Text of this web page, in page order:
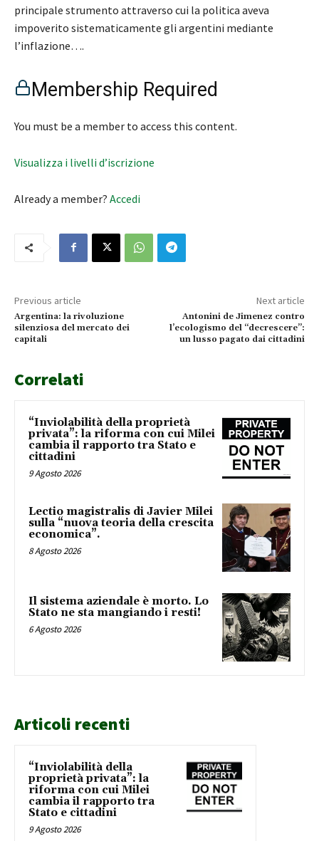
principale strumento attraverso cui la politica aveva
impoverito sistematicamente gli argentini mediante
l’inflazione….
Membership Required
You must be a member to access this content.
Visualizza i livelli d’iscrizione
Already a member? Accedi
Previous article
Argentina: la rivoluzione
silenziosa del mercato dei
capitali
Next article
Antonini de Jimenez contro
l’ecologismo del “decrescere”:
un lusso pagato dai cittadini
Correlati
“Inviolabilità della proprietà
privata”: la riforma con cui Milei
cambia il rapporto tra Stato e
cittadini
9 Agosto 2026
Lectio magistralis di Javier Milei
sulla “nuova teoria della crescita
economica”.
8 Agosto 2026
Il sistema aziendale è morto. Lo
Stato ne sta mangiando i resti!
6 Agosto 2026
Articoli recenti
“Inviolabilità della
proprietà privata”: la
riforma con cui Milei
cambia il rapporto tra
Stato e cittadini
9 Agosto 2026